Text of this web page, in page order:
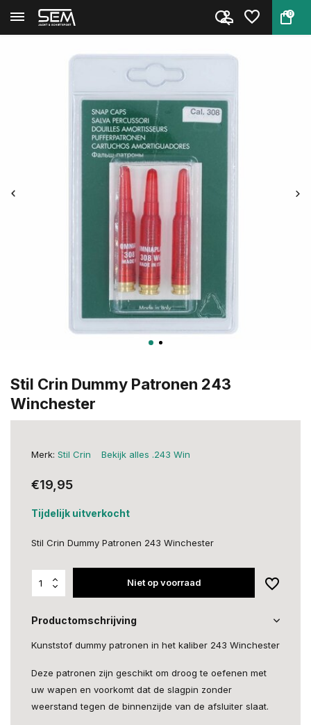
0
Terug Home Stil Crin Dummy Patronen 243 ...
Stil Crin Dummy Patronen 243
Winchester
Merk: Stil Crin Bekijk alles .243 Win
€19,95
Tijdelijk uitverkocht
Stil Crin Dummy Patronen 243 Winchester
Niet op voorraad
Productomschrijving
Kunststof dummy patronen in het kaliber 243 Winchester
Deze patronen zijn geschikt om droog te oefenen met
uw wapen en voorkomt dat de slagpin zonder
weerstand tegen de binnenzijde van de afsluiter slaat.